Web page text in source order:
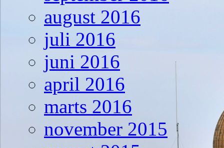
august 2016
juli 2016
juni 2016
april 2016
marts 2016
november 2015